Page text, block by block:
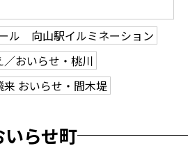
ル 向山駅イルミネーション
おいらせ・桃川
おいらせ・間木堤
いらせ町